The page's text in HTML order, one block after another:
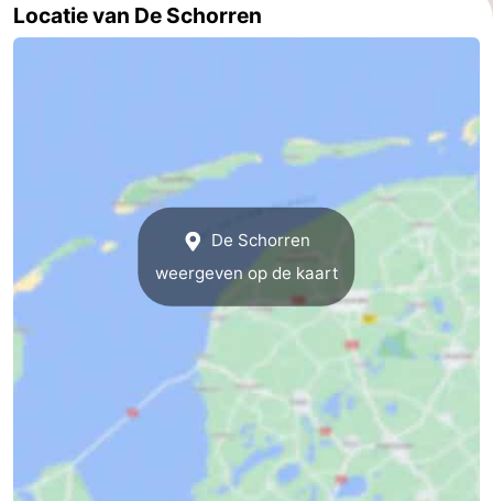
Nieuws
Waddeneilanden
Schiermonnikoog
-
Holland
-
Locatie van De Schorren
De Schorren
weergeven op de kaart